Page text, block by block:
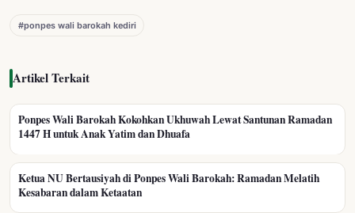
#ponpes wali barokah kediri
Artikel Terkait
Ponpes Wali Barokah Kokohkan Ukhuwah Lewat Santunan Ramadan
1447 H untuk Anak Yatim dan Dhuafa
Ketua NU Bertausiyah di Ponpes Wali Barokah: Ramadan Melatih
Kesabaran dalam Ketaatan